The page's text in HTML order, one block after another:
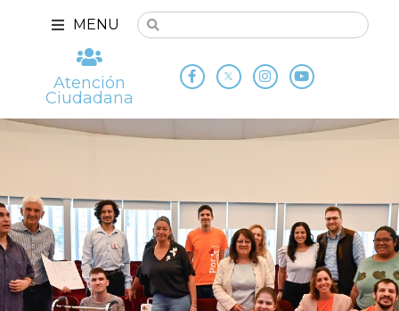
MENU
Atención
Ciudadana